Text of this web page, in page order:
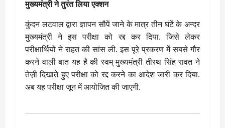
मुख्यमंत्री ने तुरंत लिया एक्शन
कुंदन लटवाल द्वारा ज्ञापन सौपें जाने के मात्र तीन घंटें के अन्दर
मुख्यमंत्री ने इस परीक्षा को रद्द कर दिया. जिसे लेकर
परीक्षार्थियों ने राहत की सांस ली. इस पूरे प्रकरण में सबसे गौर
करने वाली बात यह है की स्वम् मुख्यमंत्री तीरथ सिंह रावत ने
तेज़ी दिखाते हुए परीक्षा को रद्द करने का आदेश जारी कर दिया.
अब यह परीक्षा जून में आयोजित की जाएगी.